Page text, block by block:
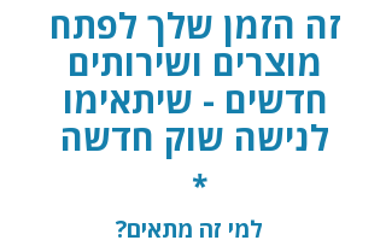
זה הזמן שלך לפתח
מוצרים ושירותים
חדשים - שיתאימו
לנישה שוק חדשה
*
למי זה מתאים?